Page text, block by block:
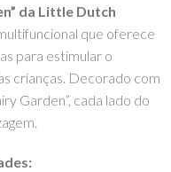
da Little Dutch
que oferece
para estimular o
crianças. Decorado com
Garden”, cada lado do